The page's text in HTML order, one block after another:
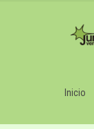
Inicio